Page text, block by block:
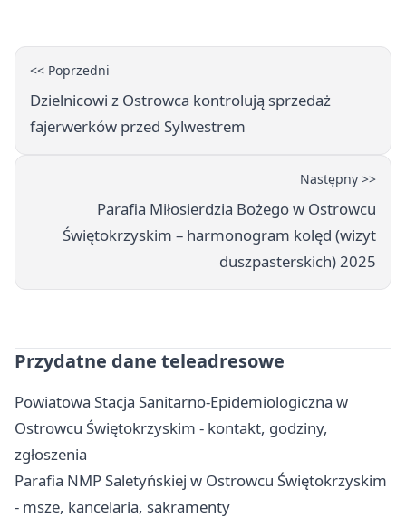
<< Poprzedni
Dzielnicowi z Ostrowca kontrolują sprzedaż
fajerwerków przed Sylwestrem
Następny >>
Parafia Miłosierdzia Bożego w Ostrowcu
Świętokrzyskim – harmonogram kolęd (wizyt
duszpasterskich) 2025
Przydatne dane teleadresowe
Powiatowa Stacja Sanitarno-Epidemiologiczna w
Ostrowcu Świętokrzyskim - kontakt, godziny,
zgłoszenia
Parafia NMP Saletyńskiej w Ostrowcu Świętokrzyskim
- msze, kancelaria, sakramenty